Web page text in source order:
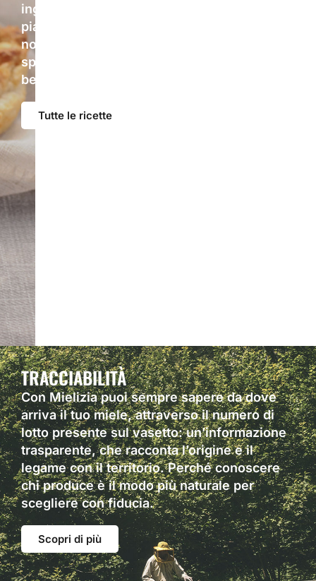
ingredienti naturali che donano personalità a
piatti dolci, salati o speziati. Mieli, polline e
non solo: ogni proposta diventa un modo
speciale per portare gusto, creatività e
benessere in cucina, a tavola e con te.
Tutte le ricette
TRACCIABILITÀ
Con Mielizia puoi sempre sapere da dove
arriva il tuo miele, attraverso il numero di
lotto presente sul vasetto: un’informazione
trasparente, che racconta l’origine e il
legame con il territorio. Perché conoscere
chi produce è il modo più naturale per
scegliere con fiducia.
Scopri di più